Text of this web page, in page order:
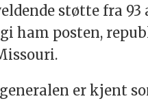
støtte fra 93
ham posten,
er kjent